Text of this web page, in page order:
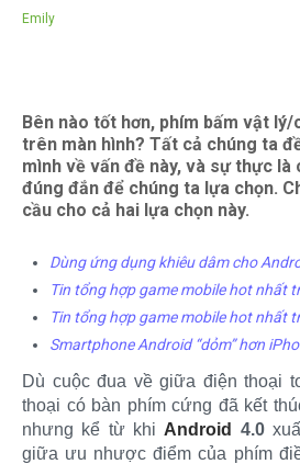
Emily
Bên nào tốt hơn, phím bấm vật
trên màn hình? Tất cả chúng ta
mình về vấn đề này, và sự thực là
đúng đắn để chúng ta lựa chọn.
cầu cho cả hai lựa chọn này.
Dùng ứng dụng khiêu dâm cho
Tin tổng hợp game mobile hot nhất
Tin tổng hợp game mobile hot nhất
Smartphone Android “dỏm” hơn
Dù cuộc đua về giữa điện thoại
thoại có bàn phím cứng đã kết
nhưng kể từ khi Android 4.0
giữa ưu nhược điểm của phím